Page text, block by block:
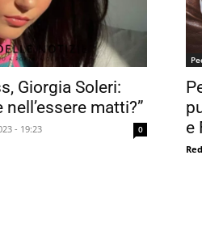
Giorgia Soleri:
nell’essere matti?”
- 19:23 0
e